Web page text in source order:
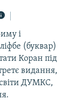
і
(буквар)
Коран під
видання,
ДУМКС,